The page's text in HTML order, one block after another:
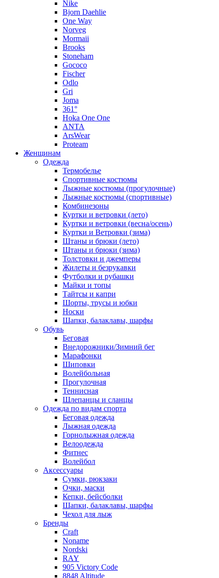
Nike
Bjorn Daehlie
One Way
Norveg
Mormaii
Brooks
Stoneham
Gococo
Fischer
Odlo
Gri
Joma
361°
Hoka One One
ANTA
ArsWear
Proteam
Женщинам
Одежда
Термобелье
Спортивные костюмы
Лыжные костюмы (прогулочные)
Лыжные костюмы (спортивные)
Комбинезоны
Куртки и ветровки (лето)
Куртки и ветровки (весна/осень)
Куртки и Ветровки (зима)
Штаны и брюки (лето)
Штаны и брюки (зима)
Толстовки и джемперы
Жилеты и безрукавки
Футболки и рубашки
Майки и топы
Тайтсы и капри
Шорты, трусы и юбки
Носки
Шапки, балаклавы, шарфы
Обувь
Беговая
Внедорожники/Зимний бег
Марафонки
Шиповки
Волейбольная
Прогулочная
Теннисная
Шлепанцы и сланцы
Одежда по видам спорта
Беговая одежда
Лыжная одежда
Горнолыжная одежда
Велоодежда
Фитнес
Волейбол
Аксессуары
Сумки, рюкзаки
Очки, маски
Кепки, бейсболки
Шапки, балаклавы, шарфы
Чехол для лыж
Бренды
Craft
Noname
Nordski
RAY
905 Victory Code
8848 Altitude